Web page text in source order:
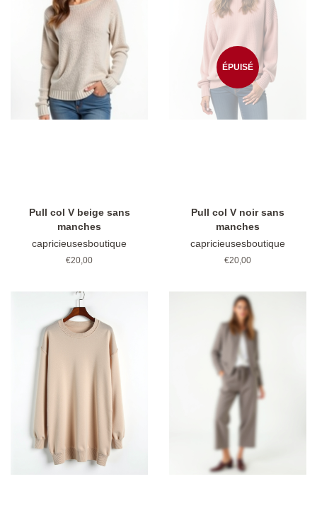
Pull col V beige sans
manches
capricieusesboutique
Prix
€20,00
ÉPUISÉ
Pull col V noir sans
manches
capricieusesboutique
Prix
€20,00